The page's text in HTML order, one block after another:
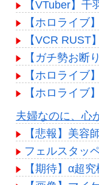
【VTuber】
【ホロライブ
【VCR RUST
【ガチ勢お断
【ホロライ
【ホロライブ
Powered by
夫婦なのに、心
【悲報】美容
フェルスタッ
【期待】α超